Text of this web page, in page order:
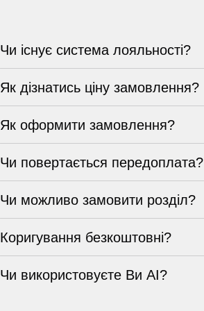
Чи існує система лояльності?
Як дізнатись ціну замовлення?
Як оформити замовлення?
Чи повертається передоплата?
Чи можливо замовити розділ?
Коригування безкоштовні?
Чи використовуєте Ви AI?